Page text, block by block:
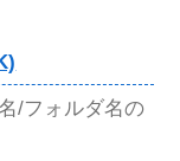
/フォルダ名の